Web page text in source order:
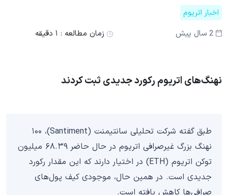
اخبار اتریوم
2 سال پیش
زمان مطالعه : ۱ دقیقه
نهنگ‌های اتریوم رکورد جدیدی ثبت کردند
طبق گفته شرکت تحلیلی سانتیمنت (Santiment)، ۱۰۰
نهنگ بزرگ غیرصرافی اتریوم در حال حاضر ۶۸.۳۹ میلیون
توکن اتریوم (ETH) در اختیار دارند که این مقدار رکورد
جدیدی است. در همین حال، موجودی کیف پول‌های
صرافی‌ها کاهش یافته است.